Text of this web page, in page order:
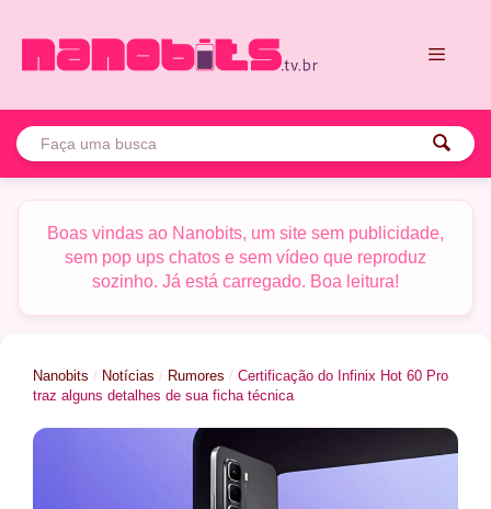
para
Boas vindas ao Nanobits, um site sem publicidade,
sem pop ups chatos e sem vídeo que reproduz
sozinho. Já está carregado. Boa leitura!
Nanobits / Notícias / Rumores / Certificação do Infinix Hot 60 Pro
traz alguns detalhes de sua ficha técnica